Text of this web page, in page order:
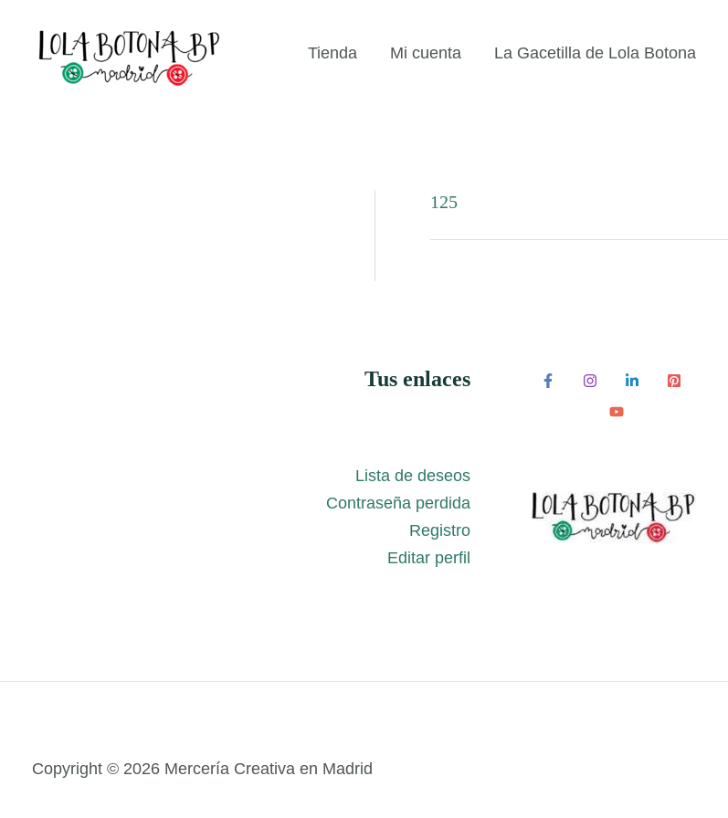
contenido
Tienda Mi cuenta La Gacetilla de Lola Botona
125
Tus enlaces
Lista de deseos
Contraseña perdida
Registro
Editar perfil
Copyright © 2026 Mercería Creativa en Madrid